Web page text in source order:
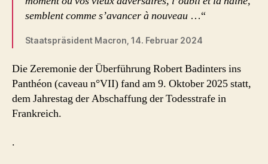
semblent comme s’avancer à nouveau …“
Staatspräsident Macron, 14. Februar 2024
Die Zeremonie der Überführung Robert Badinters ins
Panthéon (caveau n°VII) fand am 9. Oktober 2025 statt,
dem Jahrestag der Abschaffung der Todesstrafe in
Frankreich.
.